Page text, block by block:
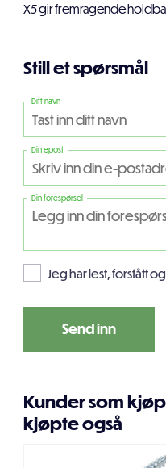
X5 gir fremragende
Still et spørsmål
Ditt navn
Din epost
Din forespørsel
Jeg har lest, forstått
Kunder som
kjøpte også